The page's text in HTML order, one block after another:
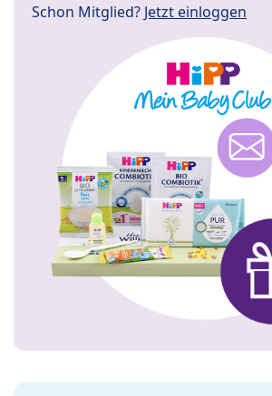
Schon Mitglied? Jetzt einloggen